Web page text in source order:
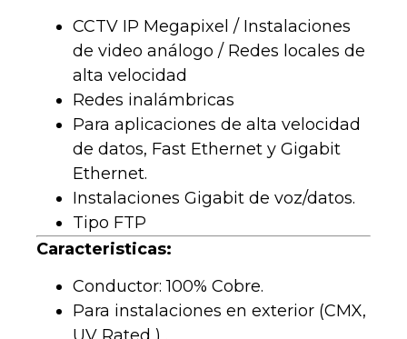
CCTV IP Megapixel / Instalaciones
de video análogo / Redes locales de
alta velocidad
Redes inalámbricas
Para aplicaciones de alta velocidad
de datos, Fast Ethernet y Gigabit
Ethernet.
Instalaciones Gigabit de voz/datos.
Tipo FTP
Caracteristicas:
Conductor: 100% Cobre.
Para instalaciones en exterior (CMX,